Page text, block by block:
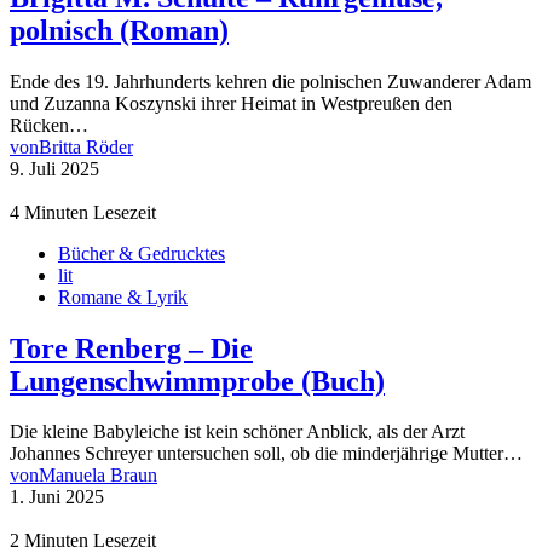
polnisch (Roman)
Ende des 19. Jahrhunderts kehren die polnischen Zuwanderer Adam
und Zuzanna Koszynski ihrer Heimat in Westpreußen den
Rücken…
vonBritta Röder
9. Juli 2025
4 Minuten Lesezeit
Bücher & Gedrucktes
lit
Romane & Lyrik
Tore Renberg – Die
Lungenschwimmprobe (Buch)
Die kleine Babyleiche ist kein schöner Anblick, als der Arzt
Johannes Schreyer untersuchen soll, ob die minderjährige Mutter…
vonManuela Braun
1. Juni 2025
2 Minuten Lesezeit